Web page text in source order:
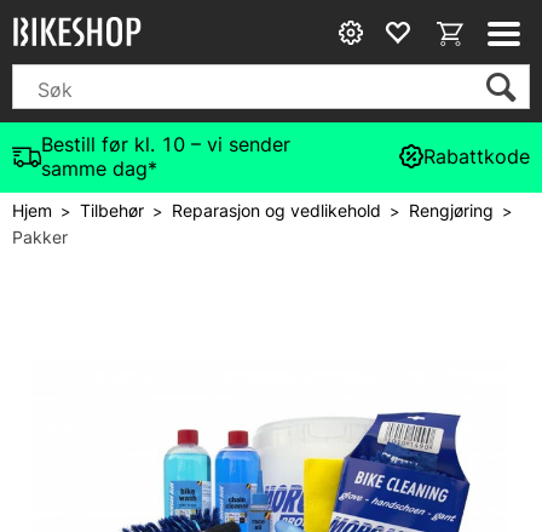
Bestill før kl. 10 – vi sender
samme dag*
Rabattkode
Hjem>Tilbehør> Reparasjon og vedlikehold > Rengjøring >
Pakker